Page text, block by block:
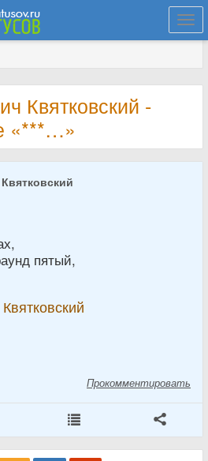
Квятковский -
«***…»
пятый,
Прокомментировать